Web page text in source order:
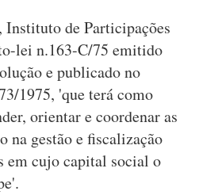
de Participações
lei n.163-C/75 emitido
e publicado no
1975, 'que terá como
orientar e coordenar as
na gestão e fiscalização
em cujo capital social o